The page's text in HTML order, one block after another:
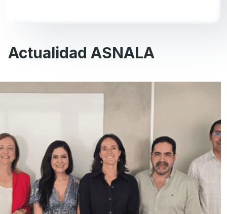
Actualidad ASNALA